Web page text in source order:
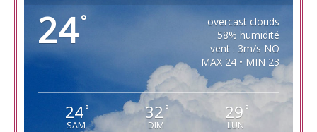
24°
overcast clouds
58% humidité
vent : 3m/s NO
MAX 24 • MIN 23
24°
SAM
32°
DIM
29 °
LUN